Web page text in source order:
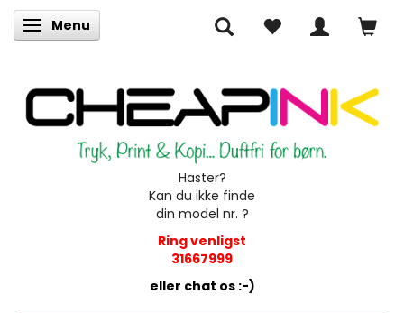
Skifte navigation
Menu
Haster?
Kan du ikke finde
din model nr. ?
Ring venligst
31667999
eller chat os :-)